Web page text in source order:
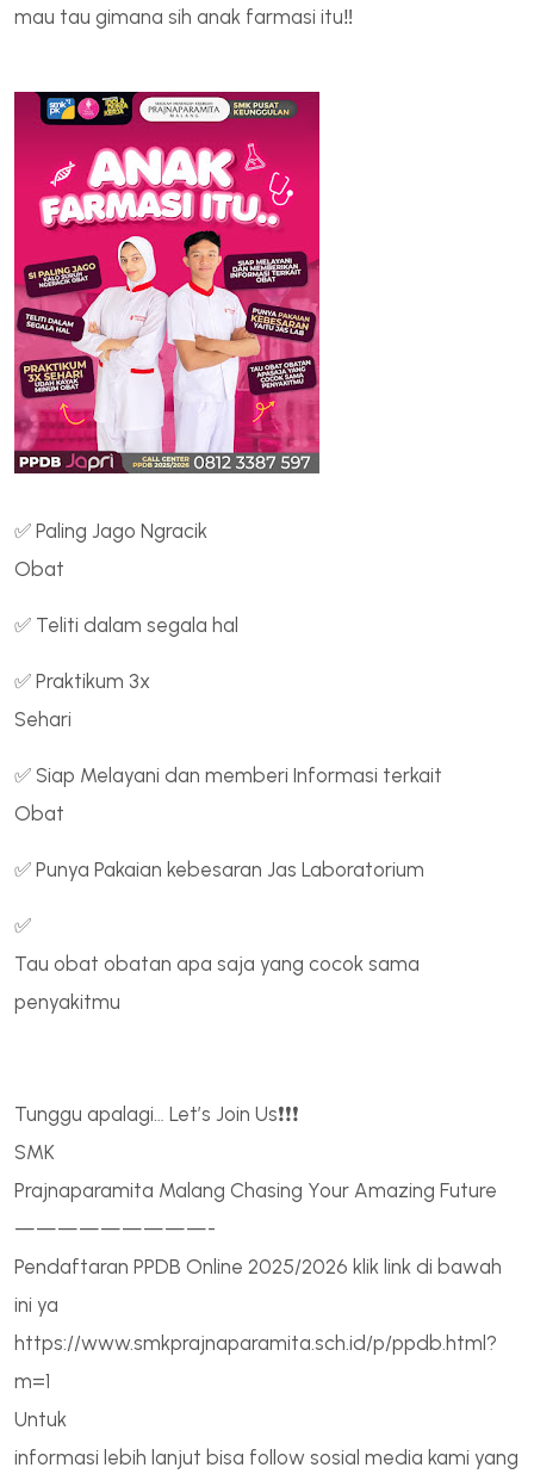
mau tau gimana sih anak farmasi itu‼️
✅ Paling Jago Ngracik
Obat
✅ Teliti dalam segala hal
✅ Praktikum 3x
Sehari
✅ Siap Melayani dan memberi Informasi terkait
Obat
✅ Punya Pakaian kebesaran Jas Laboratorium
✅
Tau obat obatan apa saja yang cocok sama
penyakitmu
Tunggu apalagi… Let’s Join Us❗❗❗
SMK
Prajnaparamita Malang Chasing Your Amazing Future
—————————-
Pendaftaran PPDB Online 2025/2026 klik link di bawah
ini ya
https://www.smkprajnaparamita.sch.id/p/ppdb.html?
m=1
Untuk
informasi lebih lanjut bisa follow sosial media kami yang